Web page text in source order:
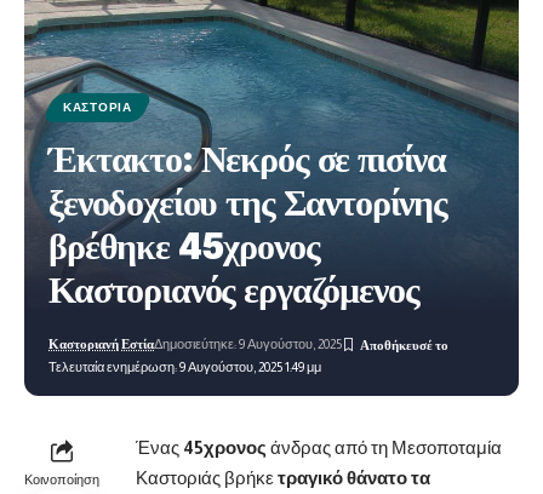
ΚΑΣΤΟΡΙΆ
Έκτακτο: Νεκρός σε πισίνα
ξενοδοχείου της Σαντορίνης
βρέθηκε 45χρονος
Καστοριανός εργαζόμενος
Τελευταία ενημέρωση: 9 Αυγούστου, 2025 1:49 μμ
Καστοριανή ΕστίαΔημοσιεύτηκε: 9 Αυγούστου, 2025
Κοινοποίηση
Ένας 45χρονος άνδρας από τη Μεσοποταμία
Καστοριάς βρήκετραγικό θάνατο τα